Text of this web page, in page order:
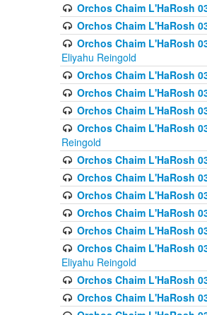
Orchos Chaim L'HaRosh
Orchos Chaim L'HaRosh
Orchos Chaim L'HaRosh
Eliyahu Reingold
Orchos Chaim L'HaRosh
Orchos Chaim L'HaRosh
Orchos Chaim L'HaRosh
Orchos Chaim L'HaRosh
Reingold
Orchos Chaim L'HaRosh
Orchos Chaim L'HaRosh
Orchos Chaim L'HaRosh
Orchos Chaim L'HaRosh
Orchos Chaim L'HaRosh
Orchos Chaim L'HaRosh
Eliyahu Reingold
Orchos Chaim L'HaRosh
Orchos Chaim L'HaRosh